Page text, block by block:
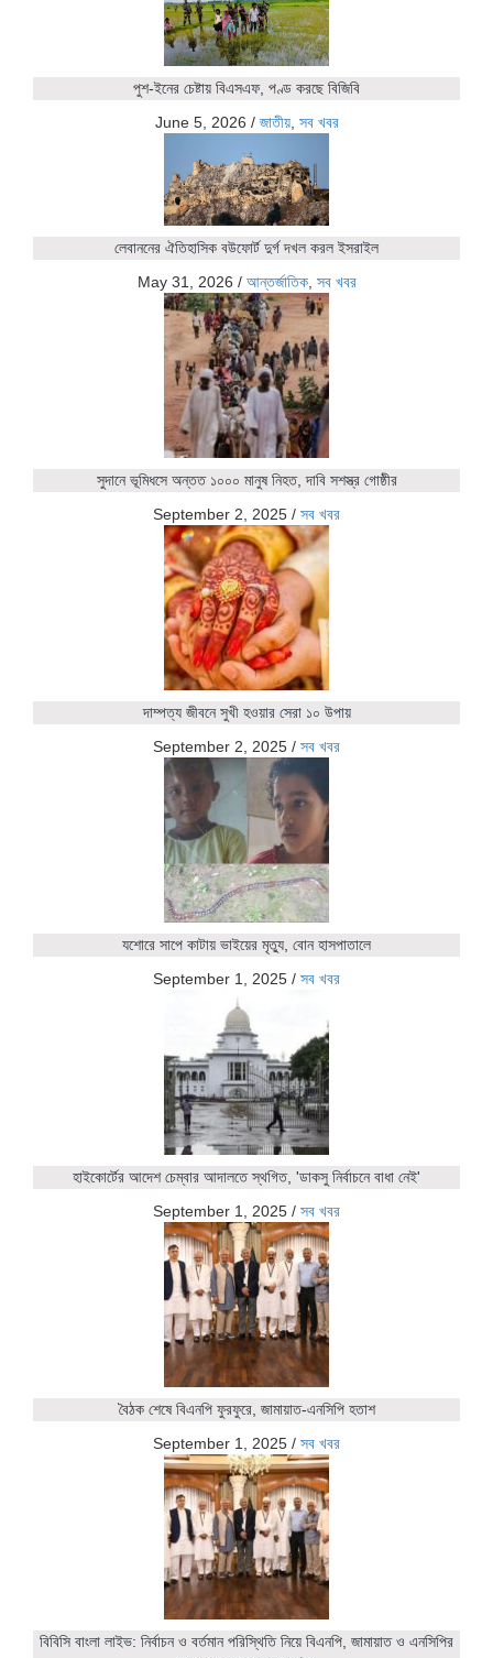
পুশ-ইনের চেষ্টায় বিএসএফ, পণ্ড করছে বিজিবি
June 5, 2026 / জাতীয়, সব খবর
লেবাননের ঐতিহাসিক বউফোর্ট দুর্গ দখল করল ইসরাইল
May 31, 2026 / আন্তর্জাতিক, সব খবর
সুদানে ভূমিধসে অন্তত ১০০০ মানুষ নিহত, দাবি সশস্ত্র গোষ্ঠীর
September 2, 2025 / সব খবর
দাম্পত্য জীবনে সুখী হওয়ার সেরা ১০ উপায়
September 2, 2025 / সব খবর
যশোরে সাপে কাটায় ভাইয়ের মৃত্যু, বোন হাসপাতালে
September 1, 2025 / সব খবর
হাইকোর্টের আদেশ চেম্বার আদালতে স্থগিত, 'ডাকসু নির্বাচনে বাধা নেই'
September 1, 2025 / সব খবর
বৈঠক শেষে বিএনপি ফুরফুরে, জামায়াত-এনসিপি হতাশ
September 1, 2025 / সব খবর
বিবিসি বাংলা লাইভ: নির্বাচন ও বর্তমান পরিস্থিতি নিয়ে বিএনপি, জামায়াত ও এনসিপির